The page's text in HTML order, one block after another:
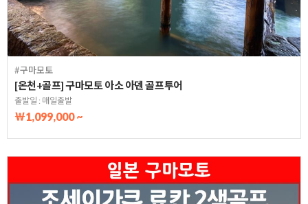
#구마모토
[온천+골프] 구마모토 아소 아덴 골프투어
출발일 : 매일출발
￦1,099,000 ~